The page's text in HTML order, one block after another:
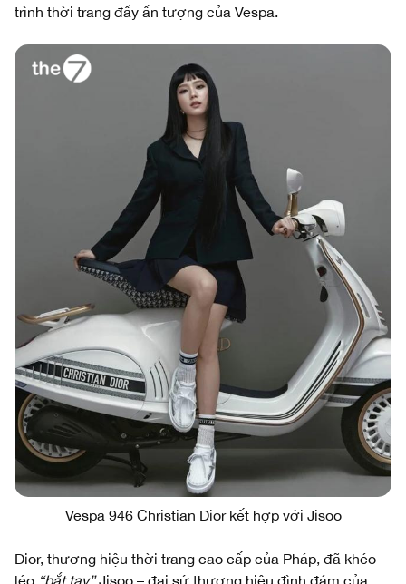
trình thời trang đầy ấn tượng của Vespa.
Vespa 946 Christian Dior kết hợp với Jisoo
Dior, thương hiệu thời trang cao cấp của Pháp, đã khéo
léo “bắt tay”Jisoo – đại sứ thương hiệu đình đám của